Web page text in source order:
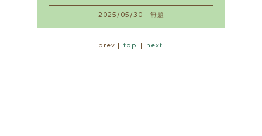
2025/05/30 - 無題
prev | top | next